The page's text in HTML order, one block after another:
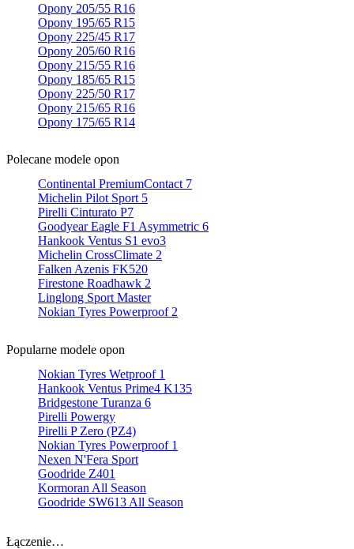
Opony 205/55 R16
Opony 195/65 R15
Opony 225/45 R17
Opony 205/60 R16
Opony 215/55 R16
Opony 185/65 R15
Opony 225/50 R17
Opony 215/65 R16
Opony 175/65 R14
Polecane modele opon
Continental PremiumContact 7
Michelin Pilot Sport 5
Pirelli Cinturato P7
Goodyear Eagle F1 Asymmetric 6
Hankook Ventus S1 evo3
Michelin CrossClimate 2
Falken Azenis FK520
Firestone Roadhawk 2
Linglong Sport Master
Nokian Tyres Powerproof 2
Popularne modele opon
Nokian Tyres Wetproof 1
Hankook Ventus Prime4 K135
Bridgestone Turanza 6
Pirelli Powergy
Pirelli P Zero (PZ4)
Nokian Tyres Powerproof 1
Nexen N'Fera Sport
Goodride Z401
Kormoran All Season
Goodride SW613 All Season
Łączenie…